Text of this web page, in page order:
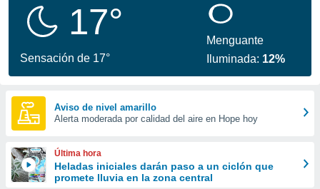
se
calidad.
a este
las
y
forma
digital
basada
17°
Sensación de 17°
Menguante
Iluminada: 12%
Aviso de nivel amarillo
Alerta moderada por calidad del aire en Hope hoy
Última hora
Heladas iniciales darán paso a un ciclón que
promete lluvia en la zona central